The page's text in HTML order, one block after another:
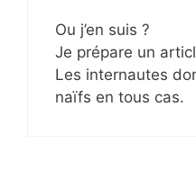
Ou j’en suis ?
Je prépare un
Les internautes
naïfs en tous cas.